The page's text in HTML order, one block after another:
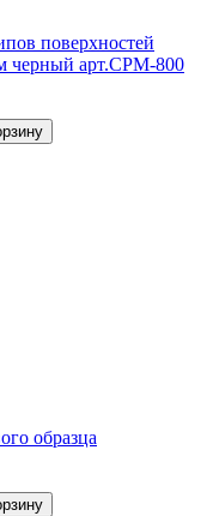
поверхностей
арт.CPM-800
образца